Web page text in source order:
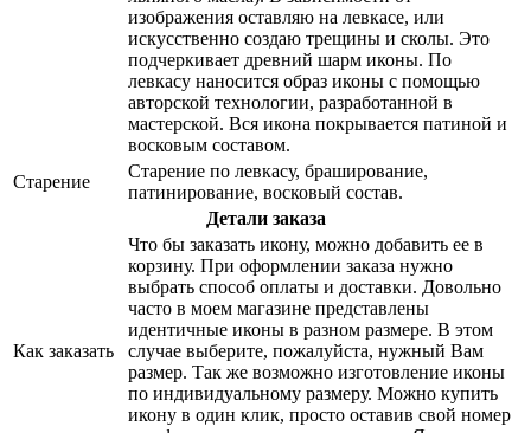
изображения оставляю на левкасе, или
искусственно создаю трещины и сколы. Это
подчеркивает древний шарм иконы. По
левкасу наносится образ иконы с помощью
авторской технологии, разработанной в
мастерской. Вся икона покрывается патиной и
восковым составом.
Старение
Старение по левкасу, браширование,
патинирование, восковый состав.
Детали заказа
Как заказать
Что бы заказать икону, можно добавить ее в
корзину. При оформлении заказа нужно
выбрать способ оплаты и доставки. Довольно
часто в моем магазине представлены
идентичные иконы в разном размере. В этом
случае выберите, пожалуйста, нужный Вам
размер. Так же возможно изготовление иконы
по индивидуальному размеру. Можно купить
икону в один клик, просто оставив свой номер